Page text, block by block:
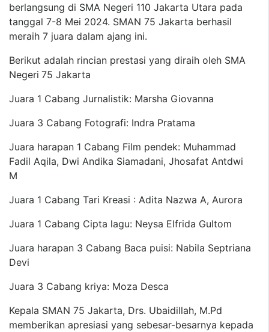
berlangsung di SMA Negeri 110 Jakarta Utara pada
tanggal 7-8 Mei 2024. SMAN 75 Jakarta berhasil
meraih 7 juara dalam ajang ini.
Berikut adalah rincian prestasi yang diraih oleh SMA
Negeri 75 Jakarta
Juara 1 Cabang Jurnalistik: Marsha Giovanna
Juara 3 Cabang Fotografi: Indra Pratama
Juara harapan 1 Cabang Film pendek: Muhammad
Fadil Aqila, Dwi Andika Siamadani, Jhosafat Antdwi
M
Juara 1 Cabang Tari Kreasi : Adita Nazwa A, Aurora
Juara 1 Cabang Cipta lagu: Neysa Elfrida Gultom
Juara harapan 3 Cabang Baca puisi: Nabila Septriana
Devi
Juara 3 Cabang kriya: Moza Desca
Kepala SMAN 75 Jakarta, Drs. Ubaidillah, M.Pd
memberikan apresiasi yang sebesar-besarnya kepada